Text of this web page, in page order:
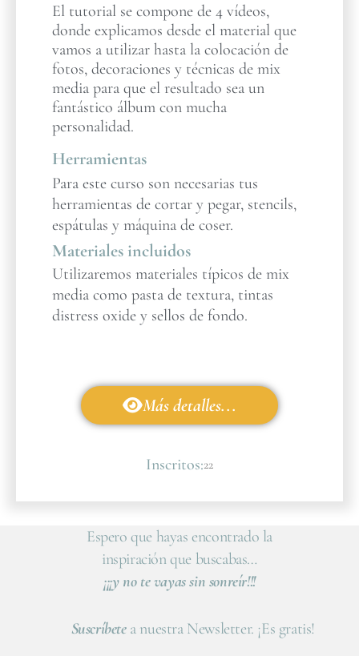
El tutorial se compone de 4 vídeos,
donde explicamos desde el material que
vamos a utilizar hasta la colocación de
fotos, decoraciones y técnicas de mix
media para que el resultado sea un
fantástico álbum con mucha
personalidad.
Herramientas
Para este curso son necesarias tus
herramientas de cortar y pegar, stencils,
espátulas y máquina de coser.
Materiales incluidos
Utilizaremos materiales típicos de mix
media como pasta de textura, tintas
distress oxide y sellos de fondo.
Más detalles...
Inscritos:22
Espero que hayas encontrado la
inspiración que buscabas…
¡¡¡y no te vayas sin sonreír!!!
Suscríbetea nuestra Newsletter. ¡Es gratis!